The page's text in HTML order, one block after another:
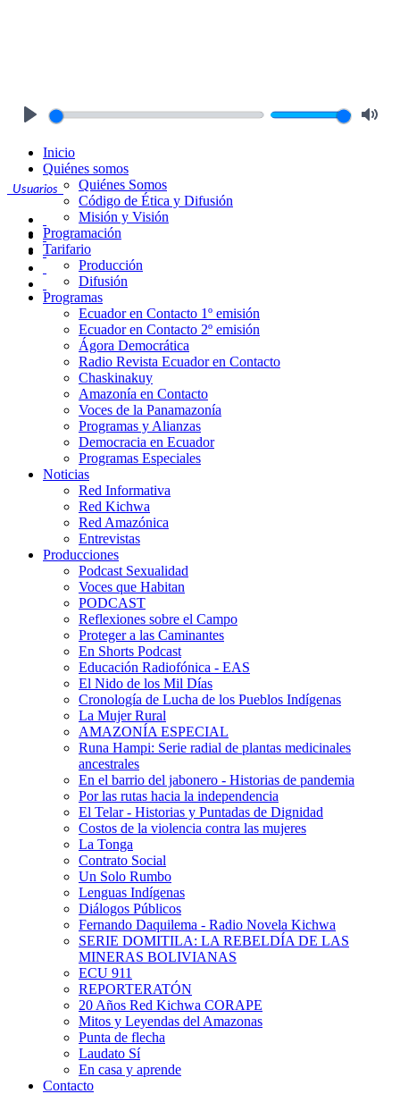
Usuarios
Inicio
Quiénes somos
Quiénes Somos
Código de Ética y Difusión
Misión y Visión
Programación
Tarifario
Producción
Difusión
Programas
Ecuador en Contacto 1º emisión
Ecuador en Contacto 2º emisión
Ágora Democrática
Radio Revista Ecuador en Contacto
Chaskinakuy
Amazonía en Contacto
Voces de la Panamazonía
Programas y Alianzas
Democracia en Ecuador
Programas Especiales
Noticias
Red Informativa
Red Kichwa
Red Amazónica
Entrevistas
Producciones
Podcast Sexualidad
Voces que Habitan
PODCAST
Reflexiones sobre el Campo
Proteger a las Caminantes
En Shorts Podcast
Educación Radiofónica - EAS
El Nido de los Mil Días
Cronología de Lucha de los Pueblos Indígenas
La Mujer Rural
AMAZONÍA ESPECIAL
Runa Hampi: Serie radial de plantas medicinales
ancestrales
En el barrio del jabonero - Historias de pandemia
Por las rutas hacia la independencia
El Telar - Historias y Puntadas de Dignidad
Costos de la violencia contra las mujeres
La Tonga
Contrato Social
Un Solo Rumbo
Lenguas Indígenas
Diálogos Públicos
Fernando Daquilema - Radio Novela Kichwa
SERIE DOMITILA: LA REBELDÍA DE LAS
MINERAS BOLIVIANAS
ECU 911
REPORTERATÓN
20 Años Red Kichwa CORAPE
Mitos y Leyendas del Amazonas
Punta de flecha
Laudato Sí
En casa y aprende
Contacto